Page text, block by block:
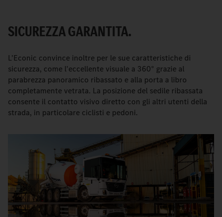
SICUREZZA GARANTITA.
L'Econic convince inoltre per le sue caratteristiche di
sicurezza, come l'eccellente visuale a 360° grazie al
parabrezza panoramico ribassato e alla porta a libro
completamente vetrata. La posizione del sedile ribassata
consente il contatto visivo diretto con gli altri utenti della
strada, in particolare ciclisti e pedoni.